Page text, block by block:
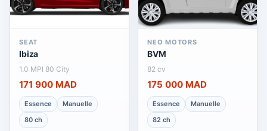
SEAT
Ibiza
1.0 MPI 80 City
171 900 MAD
Essence
Manuelle
80 ch
NEO MOTORS
BVM
82 cv
175 000 MAD
Essence
Manuelle
82 ch